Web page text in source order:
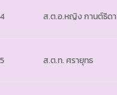
4 ส.ต.อ.หญิง กานต์ธิดา
5 ส.ต.ท. ศรายุทธ